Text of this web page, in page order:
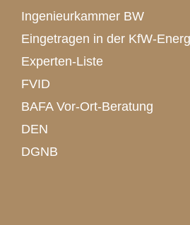
Ingenieurkammer BW
Eingetragen in der KfW-
Experten-Liste
FVID
BAFA Vor-Ort-Beratung
DEN
DGNB